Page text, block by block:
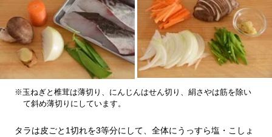
※玉ねぎと椎茸は薄切り、にんじんはせん切り、絹さやは筋を除い
て斜め薄切りにしています。
タラは皮ごと1切れを3等分にして、全体にうっすら塩・こしょ